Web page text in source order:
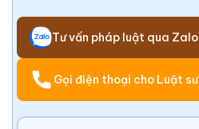
Tư vấn pháp luật qua Zalo
Gọi điện thoại cho Luật sư